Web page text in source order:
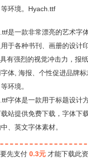
环境。Hyach.ttf
是一款非常漂亮的艺术字
于各种书刊、画册的设计
有强烈的视觉冲击力，报
体, 海报、个性促进品牌
环境。
字体是一款用于标题设计
站提供免费下载，字体下
、英文字体素材。
先支付 0.3元 才能下载此资